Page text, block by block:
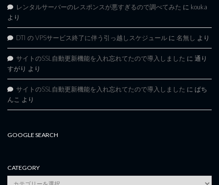
レンタルサーバーのレスポンスが悪すぎるので調べてみた に kouka
より
DTI の VPSサービス終了に伴う引っ越しスケジュール に 名無し より
サイトのSSL自動更新機能を入れ忘れてたので導入しました に 通り
すがり より
サイトのSSL自動更新機能を入れ忘れてたので導入しました に ぱち
んこ より
GOOGLE SEARCH
CATEGORY
category